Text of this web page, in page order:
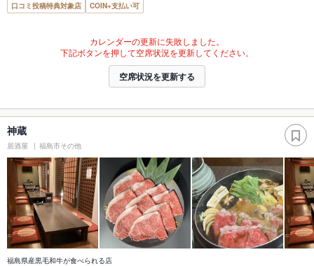
口コミ投稿特典対象店 COIN+支払い可
カレンダーの更新に失敗しました。
下記ボタンを押して空席状況を更新してください。
空席状況を更新する
神蔵
居酒屋 福島市その他
福島県産黒毛和牛が食べられる店